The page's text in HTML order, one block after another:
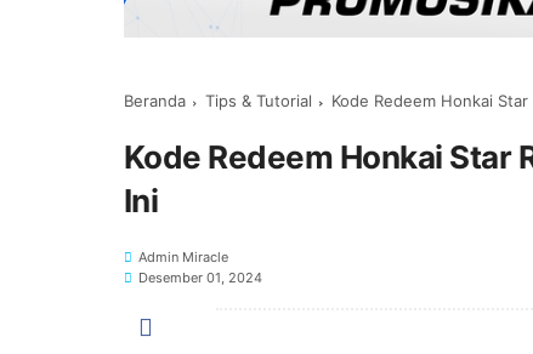
Beranda Tips & Tutorial Kode Redeem Honkai
Kode Redeem Honkai Star
Ini
Admin Miracle
Desember 01, 2024